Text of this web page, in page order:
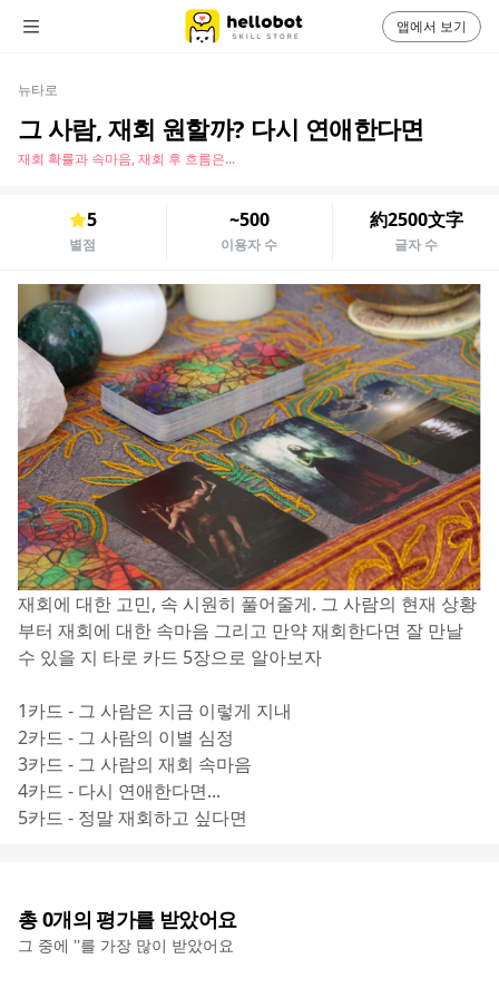
뉴타로
그 사람, 재회 원할까? 다시 연애한다면
재회 확률과 속마음, 재회 후 흐름은...
5
별점
~500
이용자 수
約2500文字
글자 수
재회에 대한 고민, 속 시원히 풀어줄게. 그 사람의 현재 상황
부터 재회에 대한 속마음 그리고 만약 재회한다면 잘 만날
수 있을 지 타로 카드 5장으로 알아보자
1카드 - 그 사람은 지금 이렇게 지내
2카드 - 그 사람의 이별 심정
3카드 - 그 사람의 재회 속마음
4카드 - 다시 연애한다면...
5카드 - 정말 재회하고 싶다면
총0개의 평가를 받았어요
그 중에 ''를 가장 많이 받았어요
앱에서 보기